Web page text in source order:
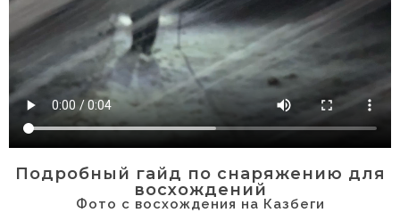
Подробный гайд по снаряжению для
восхождений
Фото с восхождения на Казбеги